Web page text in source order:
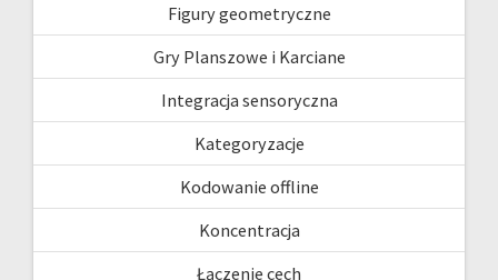
Figury geometryczne
Gry Planszowe i Karciane
Integracja sensoryczna
Kategoryzacje
Kodowanie offline
Koncentracja
Łączenie cech